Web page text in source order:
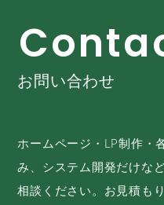
Conta
お問い合わせ
ホームページ・LP制作・
み、システム開発だけな
相談ください。お見積も